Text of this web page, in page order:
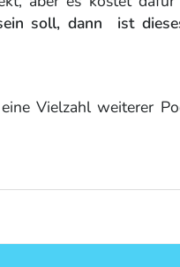
soll, dann ist
Vielzahl weiterer